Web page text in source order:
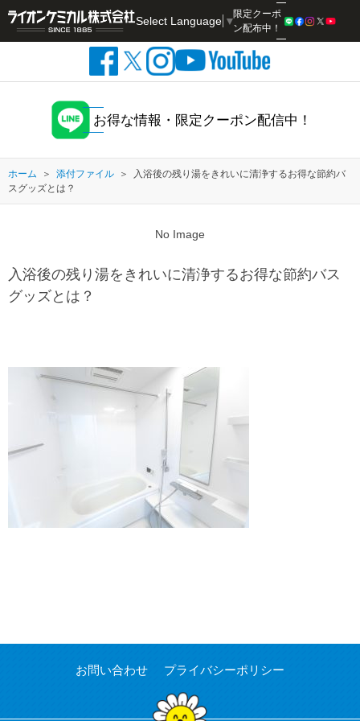
Select Language ▼
限定クーポ
ン配布中！
お得な情報・限定クーポン配信中！
ホーム 添付ファイル
入浴後の残り湯をきれいに清浄するお得な節約バ
スグッズとは？
No Image
入浴後の残り湯をきれいに清浄するお得な節約バス
グッズとは？
お問い合わせ プライバシーポリシー
検索